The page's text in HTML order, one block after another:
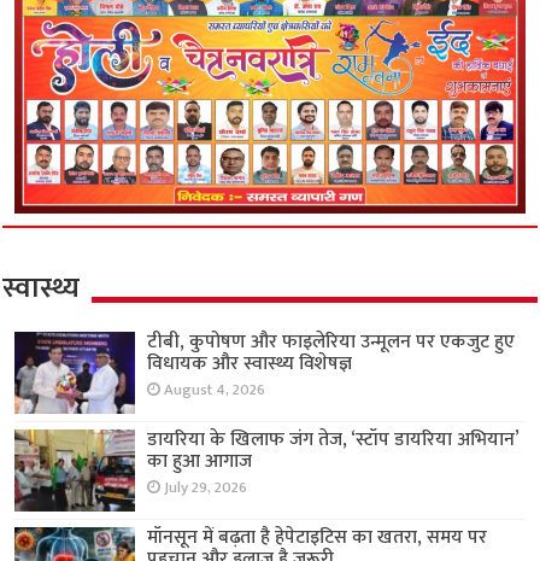
स्वास्थ्य
टीबी, कुपोषण और फाइलेरिया उन्मूलन पर एकजुट हुए
विधायक और स्वास्थ्य विशेषज्ञ
August 4, 2026
डायरिया के खिलाफ जंग तेज, ‘स्टॉप डायरिया अभियान’
का हुआ आगाज
July 29, 2026
मॉनसून में बढ़ता है हेपेटाइटिस का खतरा, समय पर